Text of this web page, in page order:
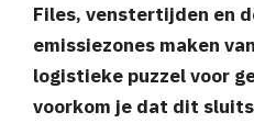
Files, venstertijden en
emissiezones maken
logistieke puzzel voor
voorkom je dat dit